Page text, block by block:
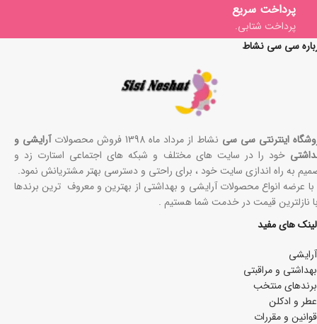
پرداخت سریع
پرداخت شتابی.
سی سی نشاط
اینترنتی سی سی نشاط از مرداد ماه 1398 فروش محصولات
آرایشی و
خود را در سایت های مختلف و شبکه های اجتماعی استارت زد و
به راه اندازی سایت خود ، برای راحتی و دسترسی بهتر مشتریانش نمود.
با عرضه انواع محصولات آرایشی و بهداشتی از بهترین و معروف ترین برندها
نازلترین قیمت در خدمت شما هستیم .
لینک های مفید
آرایشی
بھداشتی و مراقبتی
برندهای منتخب
عطر و ادکلن
قوانین و مقررات